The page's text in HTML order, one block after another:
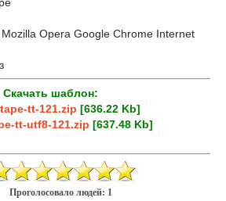
Mozilla Opera Google Chrome Internet
Скачать шаблон:
tt-121.zip [636.22 Kb]
tt-utf8-121.zip [637.48 Kb]
Проголосовало людей: 1